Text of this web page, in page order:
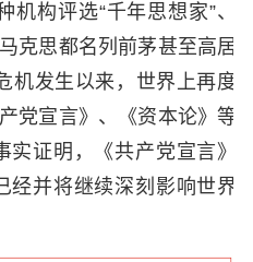
构评选“千年思想家”、
克思都名列前茅甚至高居
机发生以来，世界上再度
党宣言》、《资本论》等
证明，《共产党宣言》
经并将继续深刻影响世界